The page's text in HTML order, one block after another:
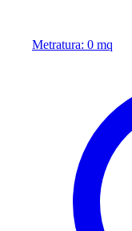
Metratura: 0 mq